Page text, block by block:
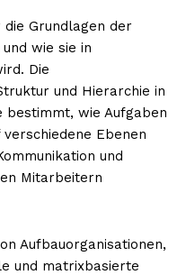
Grundlagen der
wie sie in
Die
und Hierarchie in
bestimmt, wie Aufgaben
Ebenen
und
Mitarbeitern
Aufbauorganisationen,
und matrixbasierte